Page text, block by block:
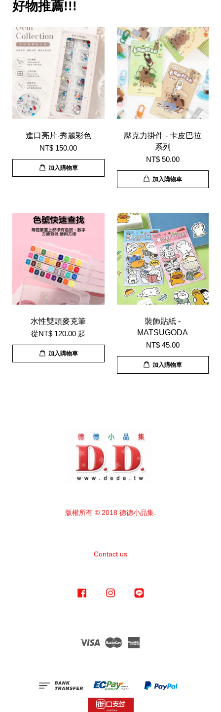
好物推薦!!!
進口亮片-秀麗彩色
NT$ 150.00
加入購物車
壓克力掛件 - 卡皮巴拉
系列
NT$ 50.00
加入購物車
水性雙頭麥克筆
從NT$ 120.00 起
加入購物車
裝飾貼紙 -
MATSUGODA
NT$ 45.00
加入購物車
版權所有 © 2018 德德小品集.
Contact us
Facebook Instagram
Visa Master